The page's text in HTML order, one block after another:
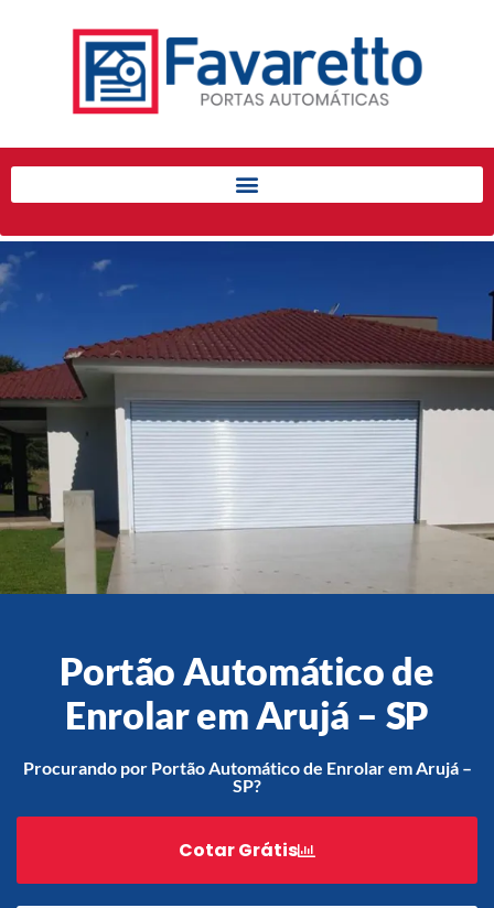
Início
Porta de Enrolar Automática
Automatizadores
Acessórios Para Portas de
Pintura eletrostática
Portfólio
Contato
Acessórios
Portão de Garagem de
Enrolar em Teresópolis – RJ
Portão de Garagem de
Enrolar em São Pedro da
Aldeia – RJ
Portão Automático de
Enrolar em Arujá – SP
Procurando por Portão Automático de Enrolar em Arujá –
SP?
Cotar Grátis